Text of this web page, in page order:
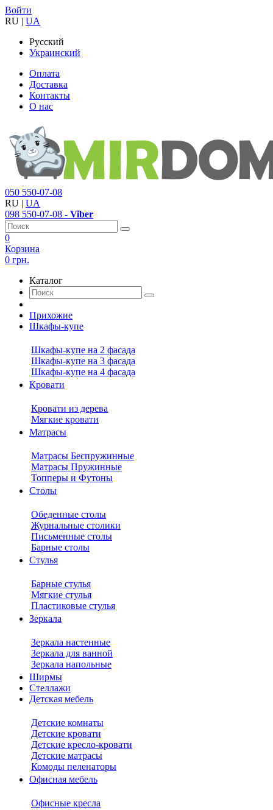
Войти
RU | UA
Русский
Украинский
Оплата
Доставка
Контакты
О нас
050 550-07-08
RU | UA
098 550-07-08 - Viber
0
Корзина
0 грн.
Каталог
Прихожие
Шкафы-купе
Шкафы-купе на 2 фасада
Шкафы-купе на 3 фасада
Шкафы-купе на 4 фасада
Кровати
Кровати из дерева
Мягкие кровати
Матрасы
Матрасы Беспружинные
Матрасы Пружинные
Топперы и Футоны
Столы
Обеденные столы
Журнальные столики
Письменные столы
Барные столы
Стулья
Барные стулья
Мягкие стулья
Пластиковые стулья
Зеркала
Зеркала настенные
Зеркала для ванной
Зеркала напольные
Ширмы
Стеллажи
Детская мебель
Детские комнаты
Детские кровати
Детские кресло-кровати
Детские матрасы
Комоды пеленаторы
Офисная мебель
Офисные кресла